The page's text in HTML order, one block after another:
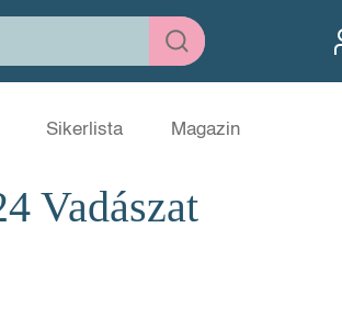
Sikerlista Magazin
Vadászat